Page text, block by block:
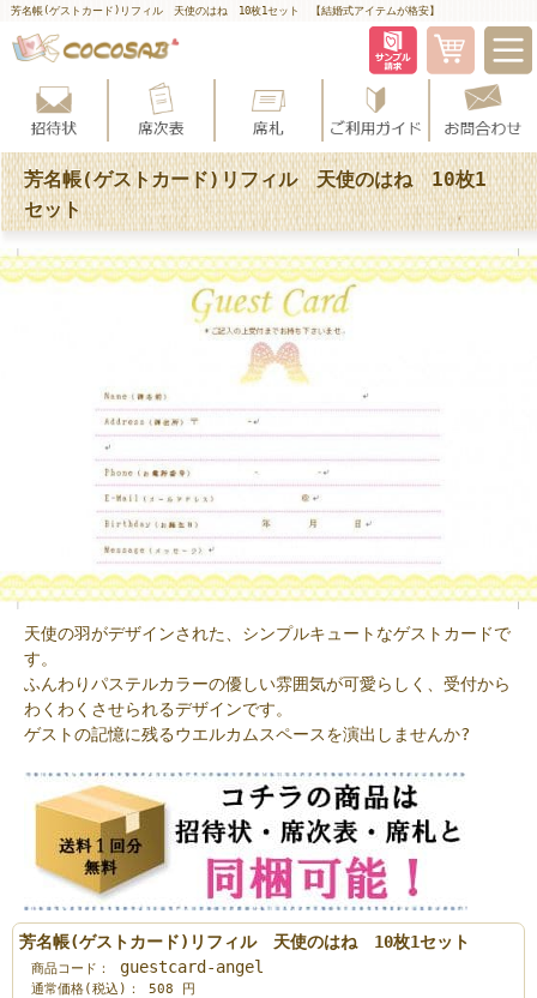
芳名帳(ゲストカード)リフィル 天使のはね 10枚1セット 【結婚式アイテムが格安】
芳名帳(ゲストカード)リフィル 天使のはね 10枚1
セット
天使の羽がデザインされた、シンプルキュートなゲストカードで
す。
ふんわりパステルカラーの優しい雰囲気が可愛らしく、受付から
わくわくさせられるデザインです。
ゲストの記憶に残るウエルカムスペースを演出しませんか?
芳名帳(ゲストカード)リフィル 天使のはね 10枚1セット
商品コード： guestcard-angel
通常価格(税込)： 508 円